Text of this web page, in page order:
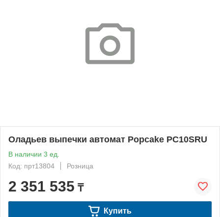
Оладьев выпечки автомат Popcake PC10SRU
В наличии 3 ед.
Код: прт13804
Розница
2 351 535 ₸
Купить